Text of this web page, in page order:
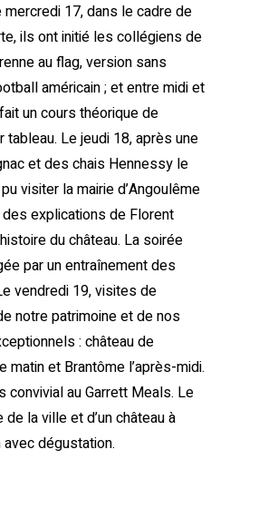
mercredi 17, dans le cadre de
ils ont initié les collégiens de
au flag, version sans
américain ; et entre midi et
un cours théorique de
tableau. Le jeudi 18, après une
et des chais Hennessy le
visiter la mairie d’Angoulême
explications de Florent
du château. La soirée
par un entraînement des
vendredi 19, visites de
notre patrimoine et de nos
: château de
matin et Brantôme l’après-midi.
convivial au Garrett Meals. Le
la ville et d’un château à
avec dégustation.